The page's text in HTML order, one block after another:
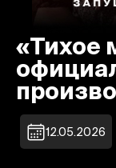
«Тихое
12.05.2026